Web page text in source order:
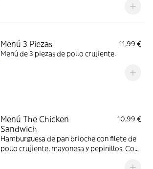
Menú 3 Piezas
11,99 €
Menú de 3 piezas de pollo crujiente.
Menú The Chicken
Sandwich
10,99 €
Hamburguesa de pan brioche con filete de
pollo crujiente, mayonesa y pepinillos. Con